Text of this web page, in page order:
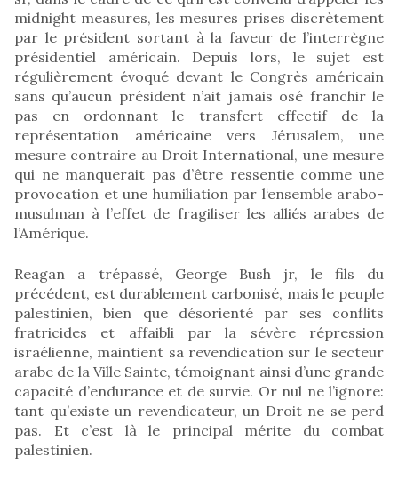
midnight measures, les mesures prises discrètement
par le président sortant à la faveur de l’interrègne
présidentiel américain. Depuis lors, le sujet est
régulièrement évoqué devant le Congrès américain
sans qu’aucun président n’ait jamais osé franchir le
pas en ordonnant le transfert effectif de la
représentation américaine vers Jérusalem, une
mesure contraire au Droit International, une mesure
qui ne manquerait pas d’être ressentie comme une
provocation et une humiliation par l‘ensemble arabo-
musulman à l’effet de fragiliser les alliés arabes de
l’Amérique.
Reagan a trépassé, George Bush jr, le fils du
précédent, est durablement carbonisé, mais le peuple
palestinien, bien que désorienté par ses conflits
fratricides et affaibli par la sévère répression
israélienne, maintient sa revendication sur le secteur
arabe de la Ville Sainte, témoignant ainsi d’une grande
capacité d’endurance et de survie. Or nul ne l’ignore:
tant qu’existe un revendicateur, un Droit ne se perd
pas. Et c’est là le principal mérite du combat
palestinien.